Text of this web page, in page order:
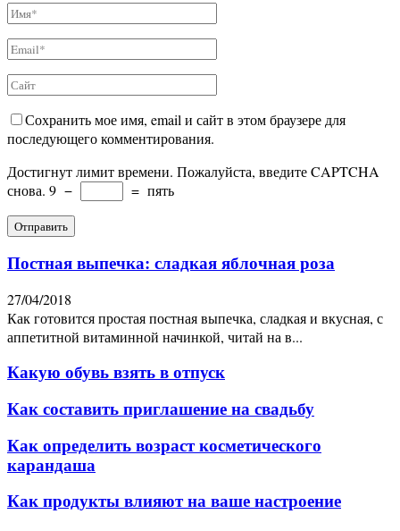
Сохранить мое имя, email и сайт в этом браузере для
последующего комментирования.
Достигнут лимит времени. Пожалуйста, введите CAPTCHA
снова. 9 − = пять
Постная выпечка: сладкая яблочная роза
27/04/2018
Как готовится простая постная выпечка, сладкая и вкусная, с
аппетитной витаминной начинкой, читай на в...
Какую обувь взять в отпуск
Как составить приглашение на свадьбу
Как определить возраст косметического
карандаша
Как продукты влияют на ваше настроение